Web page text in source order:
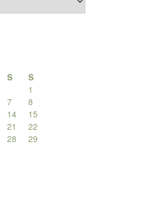
S
S
1
7
8
14
15
21
22
28
29